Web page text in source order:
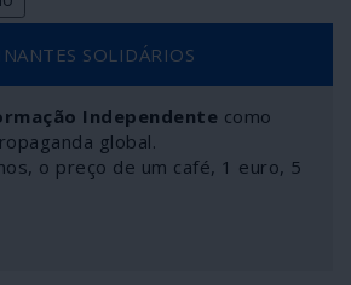
SOLIDÁRIOS
Independente como
global.
o preço de um café, 1 euro, 5